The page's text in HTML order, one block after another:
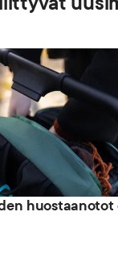
huostaanotot